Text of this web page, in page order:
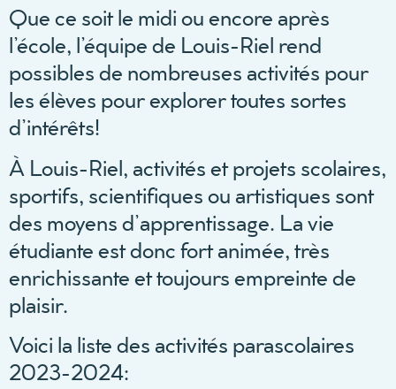
Que ce soit le midi ou encore après
l’école, l’équipe de Louis-Riel rend
possibles de nombreuses activités pour
les élèves pour explorer toutes sortes
d’intérêts!
À Louis-Riel, activités et projets scolaires,
sportifs, scientifiques ou artistiques sont
des moyens d’apprentissage. La vie
étudiante est donc fort animée, très
enrichissante et toujours empreinte de
plaisir.
Voici la liste des activités parascolaires
2023-2024: